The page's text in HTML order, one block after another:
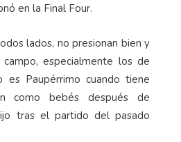
en la Final Four.
lados, no presionan bien y
especialmente los de
es Paupérrimo cuando tiene
como bebés después de
tras el partido del pasado